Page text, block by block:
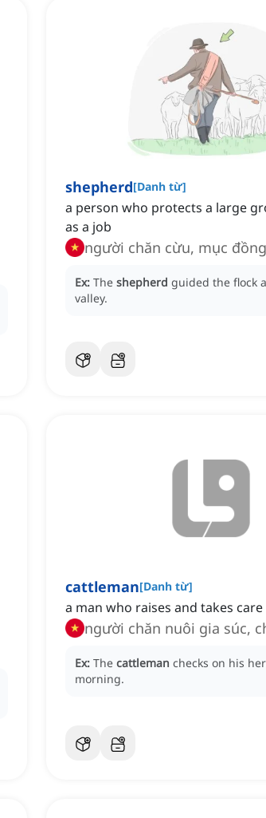
shepherd[Danh từ]
a person who protects a large
as a job
người chăn cừu, mục đồng
Ex: The shepherd guided the flock
valley.
cattleman[Danh từ]
a man who raises and takes
người chăn nuôi gia súc,
Ex: The cattleman checks on his
morning.